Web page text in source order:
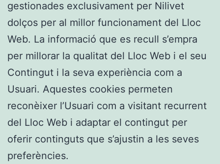
gestionades exclusivament per Nilivet
dolços per al millor funcionament del Lloc
Web. La informació que es recull s’empra
per millorar la qualitat del Lloc Web i el seu
Contingut i la seva experiència com a
Usuari. Aquestes cookies permeten
reconèixer l’Usuari com a visitant recurrent
del Lloc Web i adaptar el contingut per
oferir continguts que s’ajustin a les seves
preferències.